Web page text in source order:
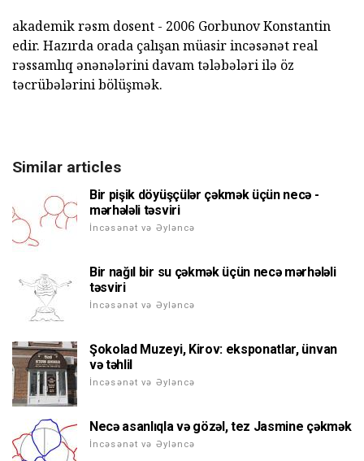
akademik rəsm dosent - 2006 Gorbunov Konstantin
edir. Hazırda orada çalışan müasir incəsənət real
rəssamlıq ənənələrini davam tələbələri ilə öz
təcrübələrini bölüşmək.
Similar articles
Bir pişik döyüşçülər çəkmək üçün necə -
mərhələli təsviri
İncəsənət və Əyləncə
Bir nağıl bir su çəkmək üçün necə mərhələli
təsviri
İncəsənət və Əyləncə
Şokolad Muzeyi, Kirov: eksponatlar, ünvan
və təhlil
İncəsənət və Əyləncə
Necə asanlıqla və gözəl, tez Jasmine çəkmək
İncəsənət və Əyləncə